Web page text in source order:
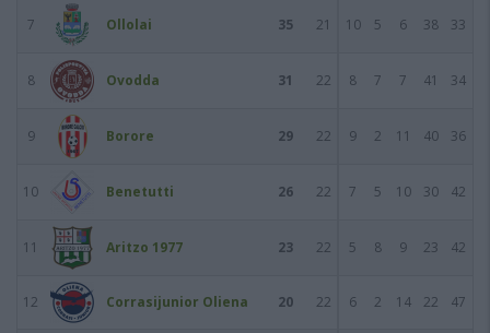
7 Ollolai 35 21 10 5 6 38 33
8 Ovodda 31 22 8 7 7 41 34
9 Borore 29 22 9 2 11 40 36
10 Benetutti 26 22 7 5 10 30 42
11 Aritzo 1977 23 22 5 8 9 23 42
12 Corrasijunior Oliena 20 22 6 2 14 22 47